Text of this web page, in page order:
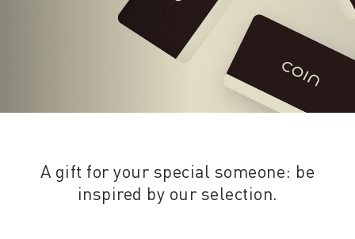
A gift for your special someone: be
inspired by our selection.